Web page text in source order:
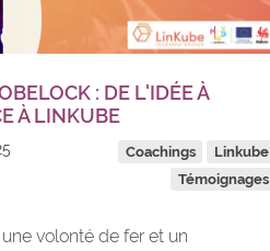
: DE L'IDÉE À
À LINKUBE
Coachings
Linkube
Témoignages
volonté de fer et un